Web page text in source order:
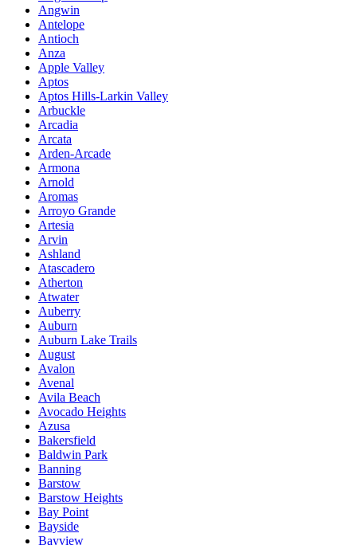
Angwin
Antelope
Antioch
Anza
Apple Valley
Aptos
Aptos Hills-Larkin Valley
Arbuckle
Arcadia
Arcata
Arden-Arcade
Armona
Arnold
Aromas
Arroyo Grande
Artesia
Arvin
Ashland
Atascadero
Atherton
Atwater
Auberry
Auburn
Auburn Lake Trails
August
Avalon
Avenal
Avila Beach
Avocado Heights
Azusa
Bakersfield
Baldwin Park
Banning
Barstow
Barstow Heights
Bay Point
Bayside
Bayview